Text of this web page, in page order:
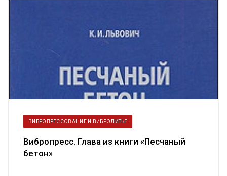
ВИБРОПРЕССОВАНИЕ И ВИБРОЛИТЬЕ
Вибропресс. Глава из книги «Песчаный
бетон»